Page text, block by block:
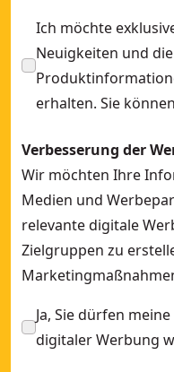
Ich möchte
Neuigkeiten und
erhalten. Sie
Verbesserung der
Wir möchten Ihre
Medien und
relevante digitale
Zielgruppen zu
Ja, Sie dürfen
digitaler Werbung